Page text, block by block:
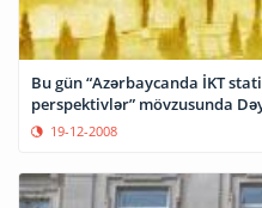
Bu gün “Azərbaycanda İKT
perspektivlər” mövzusunda
19-12-2008